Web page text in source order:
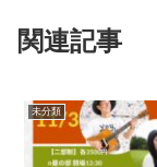
関連記事
未分類